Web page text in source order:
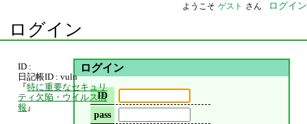
ようこそ ゲスト さん ログイン
ログイン
ログイン
ID
pass
ID :
日記帳ID : vuln
『特に重要なセキュリ
ティ欠陥・ウイルス情
報 』